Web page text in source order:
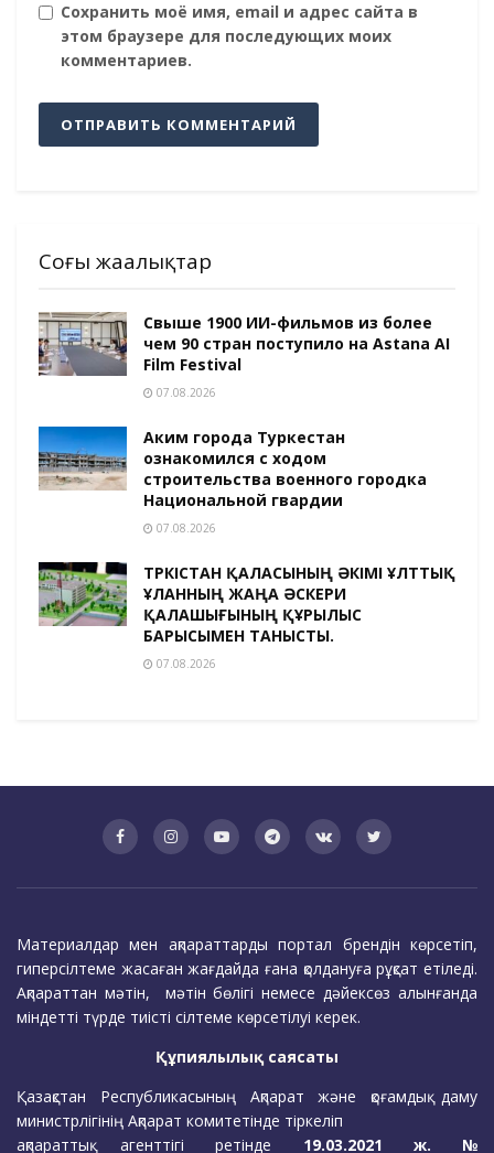
Сохранить моё имя, email и адрес сайта в
этом браузере для последующих моих
комментариев.
Соңғы жаңалықтар
Свыше 1900 ИИ-фильмов из более
чем 90 стран поступило на Astana AI
Film Festival
07.08.2026
Аким города Туркестан
ознакомился с ходом
строительства военного городка
Национальной гвардии
07.08.2026
ТҮРКІСТАН ҚАЛАСЫНЫҢ ӘКІМІ ҰЛТТЫҚ
ҰЛАННЫҢ ЖАҢА ӘСКЕРИ
ҚАЛАШЫҒЫНЫҢ ҚҰРЫЛЫС
БАРЫСЫМЕН ТАНЫСТЫ.
07.08.2026
Материалдар мен ақпараттарды портал брендін көрсетіп,
гиперсілтеме жасаған жағдайда ғана қолдануға рұқсат етіледі.
Ақпараттан мәтін, мәтін бөлігі немесе дәйексөз алынғанда
міндетті түрде тиісті сілтеме көрсетілуі керек.
Құпиялылық саясаты
Қазақстан Республикасының Ақпарат және қоғамдық даму
министрлігінің Ақпарат комитетінде тіркеліп
ақпараттық агенттігі ретінде 19.03.2021 ж. №